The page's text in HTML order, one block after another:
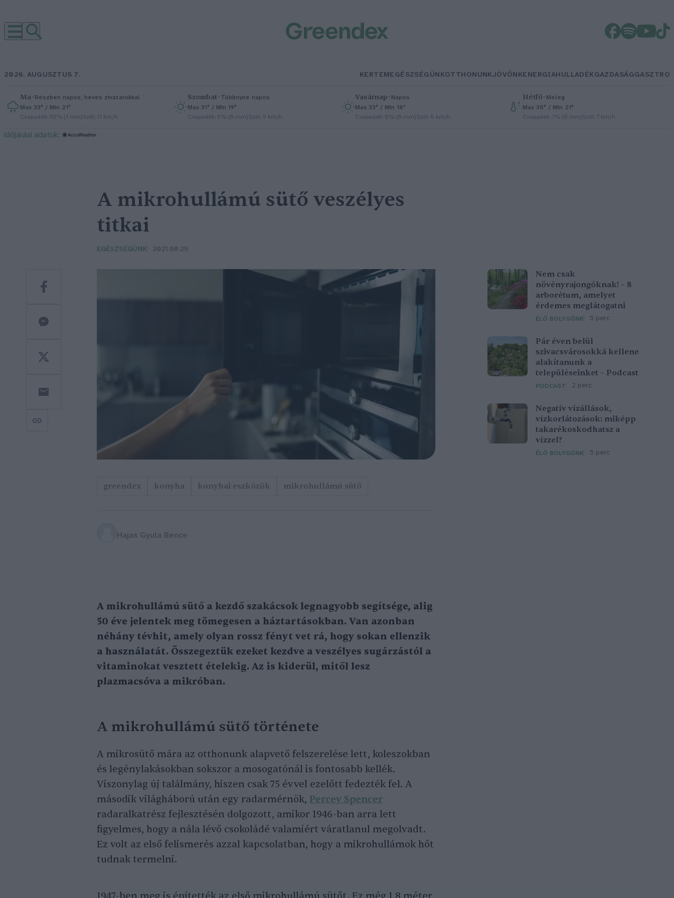
2026. AUGUSZTUS 7. KERTEMEGÉSZSÉGÜNKOTTHONUNKJÖVŐNKENERGIAHULLADÉKGAZDASÁGGASZTRO
Ma–Részben napos, heves zivatarokkal
Max 33° / Min 21°
Csapadék: 55% (1 mm)Szél: 11 km/h
Szombat–Többnyire napos
Max 31° / Min 19°
Csapadék: 5% (0 mm)Szél: 9 km/h
Vasárnap–Napos
Max 33° / Min 18°
Csapadék: 0% (0 mm)Szél: 6 km/h
Hétfő–Meleg
Max 36° / Min 21°
Csapadék: 1% (0 mm)Szél: 7 km/h
időjárási adatok:
Nem csak
növényrajongóknak! – 8
arborétum, amelyet
érdemes meglátogatni
ÉLŐ BOLYGÓNK 5 perc
Pár éven belül
szivacsvárosokká kellene
alakítanunk a
településeinket – Podcast
PODCAST 2 perc
Negatív vízállások,
vízkorlátozások: miképp
takarékoskodhatsz a
vízzel?
ÉLŐ BOLYGÓNK 5 perc
A mikrohullámú sütő veszélyes
titkai
EGÉSZSÉGÜNK 2021.08.25
greendex konyha konyhai eszközök mikrohullámú sütő
Hajas Gyula Bence
A mikrohullámú sütő a kezdő szakácsok legnagyobb segítsége, alig
50 éve jelentek meg tömegesen a háztartásokban. Van azonban
néhány tévhit, amely olyan rossz fényt vet rá, hogy sokan ellenzik
a használatát. Összegeztük ezeket kezdve a veszélyes sugárzástól a
vitaminokat vesztett ételekig. Az is kiderül, mitől lesz
plazmacsóva a mikróban.
A mikrohullámú sütő története
A mikrosütő mára az otthonunk alapvető felszerelése lett, koleszokban
és legénylakásokban sokszor a mosogatónál is fontosabb kellék.
Viszonylag új találmány, hiszen csak 75 évvel ezelőtt fedezték fel. A
második világháború után egy radarmérnök, Percey Spencer
radaralkatrész fejlesztésén dolgozott, amikor 1946-ban arra lett
figyelmes, hogy a nála lévő csokoládé valamiért váratlanul megolvadt.
Ez volt az első felismerés azzal kapcsolatban, hogy a mikrohullámok hőt
tudnak termelni.